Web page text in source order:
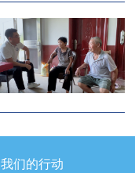
我们的行动